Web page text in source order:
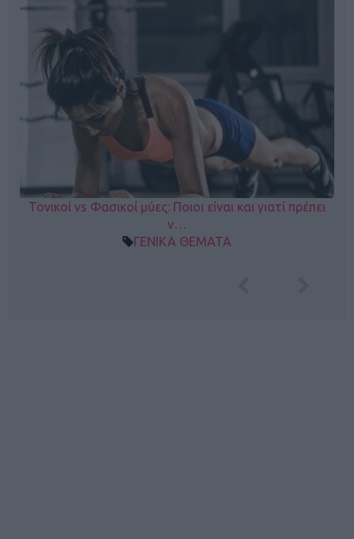
Τονικοί vs Φασικοί μύες: Ποιοι είναι και γιατί πρέπει
ν…
ΓΕΝΙΚΑ ΘΕΜΑΤΑ